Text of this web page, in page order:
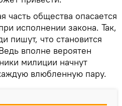
часть общества опасается
исполнении закона. Так,
пишут, что становится
вполне вероятен
милиции начнут
влюбленную пару.